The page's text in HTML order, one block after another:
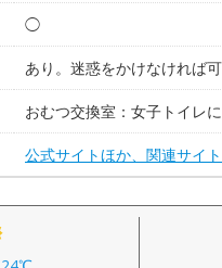
◯
あり。迷惑をかけなければ可
おむつ交換室：女子トイレ
公式サイトほか、関連サイ